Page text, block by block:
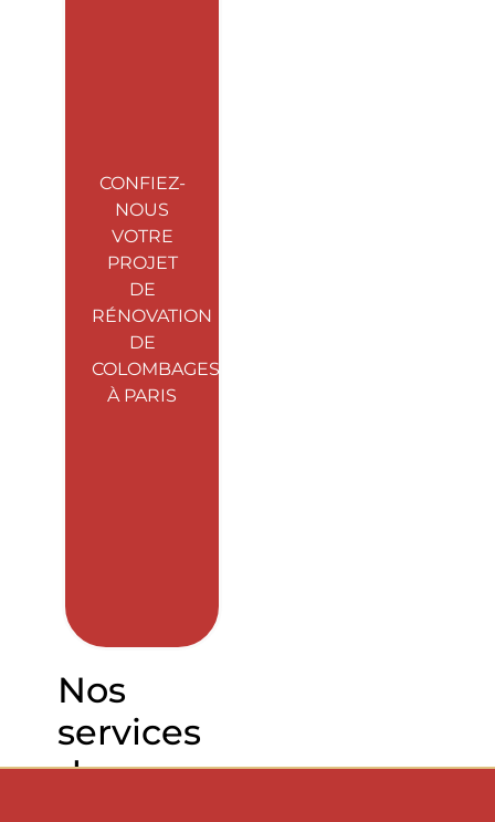
CONFIEZ-
NOUS
VOTRE
PROJET
DE
RÉNOVATION
DE
COLOMBAGES
À PARIS
Nos
services
de